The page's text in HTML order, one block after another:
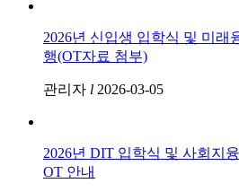
2026년 신입생 입학식 및 미래
행(OT자료 첨부)
관리자 l 2026-03-05
2026년 DIT 입학식 및 사회지
OT 안내